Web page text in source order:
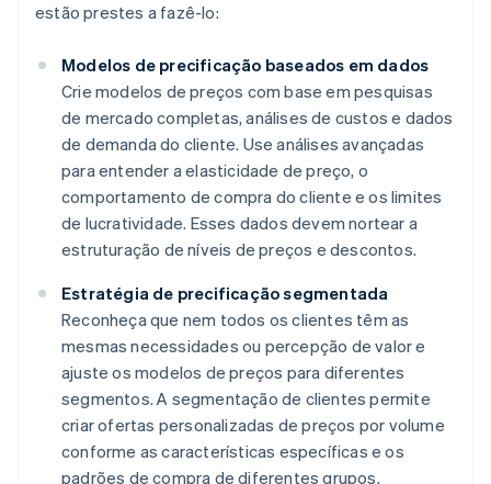
estão prestes a fazê-lo:
Modelos de precificação baseados em dados
Crie modelos de preços com base em pesquisas
de mercado completas, análises de custos e dados
de demanda do cliente. Use análises avançadas
para entender a elasticidade de preço, o
comportamento de compra do cliente e os limites
de lucratividade. Esses dados devem nortear a
estruturação de níveis de preços e descontos.
Estratégia de precificação segmentada
Reconheça que nem todos os clientes têm as
mesmas necessidades ou percepção de valor e
ajuste os modelos de preços para diferentes
segmentos. A segmentação de clientes permite
criar ofertas personalizadas de preços por volume
conforme as características específicas e os
padrões de compra de diferentes grupos.